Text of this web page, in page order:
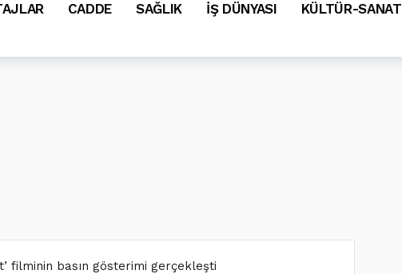
CADDE SAĞLIK İŞ DÜNYASI KÜLTÜR-SANAT
filminin basın gösterimi gerçekleşti